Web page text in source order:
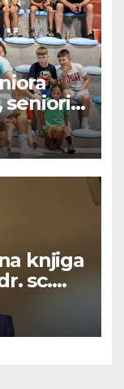
seniori
u
knjiga
sc.